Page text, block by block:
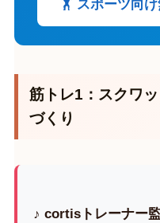
🏋️ スポーツ向
筋トレ1：スクワ
づくり
♪ cortisトレーナー